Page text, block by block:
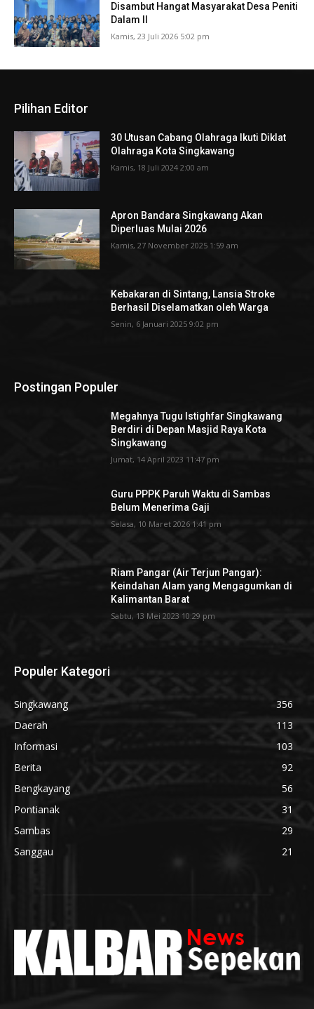
Disambut Hangat Masyarakat Desa Peniti
Dalam II
Kamis, 23 Juli 2026 5:02 pm
Pilihan Editor
30 Utusan Cabang Olahraga Ikuti Diklat
Olahraga Kota Singkawang
Kamis, 18 Juli 2024 2:00 am
Apron Bandara Singkawang Akan
Diperluas Mulai 2026
Kamis, 27 November 2025 1:59 am
Kebakaran di Sintang, Lansia Stroke
Berhasil Diselamatkan oleh Warga
Senin, 6 Januari 2025 9:02 pm
Postingan Populer
Megahnya Tugu Istighfar Singkawang
Berdiri di Depan Masjid Raya Kota
Singkawang
Jumat, 14 April 2023 11:47 pm
Guru PPPK Paruh Waktu di Sambas
Belum Menerima Gaji
Selasa, 10 Maret 2026 1:41 pm
Riam Pangar (Air Terjun Pangar):
Keindahan Alam yang Mengagumkan di
Kalimantan Barat
Sabtu, 13 Mei 2023 10:29 pm
Populer Kategori
Singkawang
356
Daerah
113
Informasi
103
Berita
92
Bengkayang
56
Pontianak
31
Sambas
29
Sanggau
21